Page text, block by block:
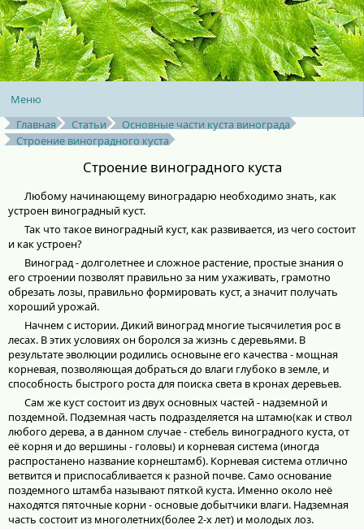
Меню
Главная
Статьи
Основные части куста винограда
Строение виноградного куста
Cтроение виноградного куста
Любому начинающему виноградарю необходимо знать, как
устроен виноградный куст.
Так что такое виноградный куст, как развивается, из чего состоит
и как устроен?
Виноград - долголетнее и сложное растение, простые знания о
его строении позволят правильно за ним ухаживать, грамотно
обрезать лозы, правильно формировать куст, а значит получать
хороший урожай.
Начнем с истории. Дикий виноград многие тысячилетия рос в
лесах. В этих условиях он боролся за жизнь с деревьями. В
результате эволюции родились основыне его качества - мощная
корневая, позволяющая добраться до влаги глубоко в земле, и
способность быстрого роста для поиска света в кронах деревьев.
Сам же куст состоит из двух основных частей - надземной и
поздемной. Подземная часть подразделяется на штамю(как и ствол
любого дерева, а в данном случае - стебель виноградного куста, от
её корня и до вершины - головы) и корневая система (иногда
распростанено название корнештамб). Корневая система отлично
ветвится и приспосабливается к разной почве. Само основание
поздемного штамба называют пяткой куста. Именно около неё
находятся пяточные корни - основые добытчики влаги. Надземная
часть состоит из многолетних(более 2-х лет) и молодых лоз.